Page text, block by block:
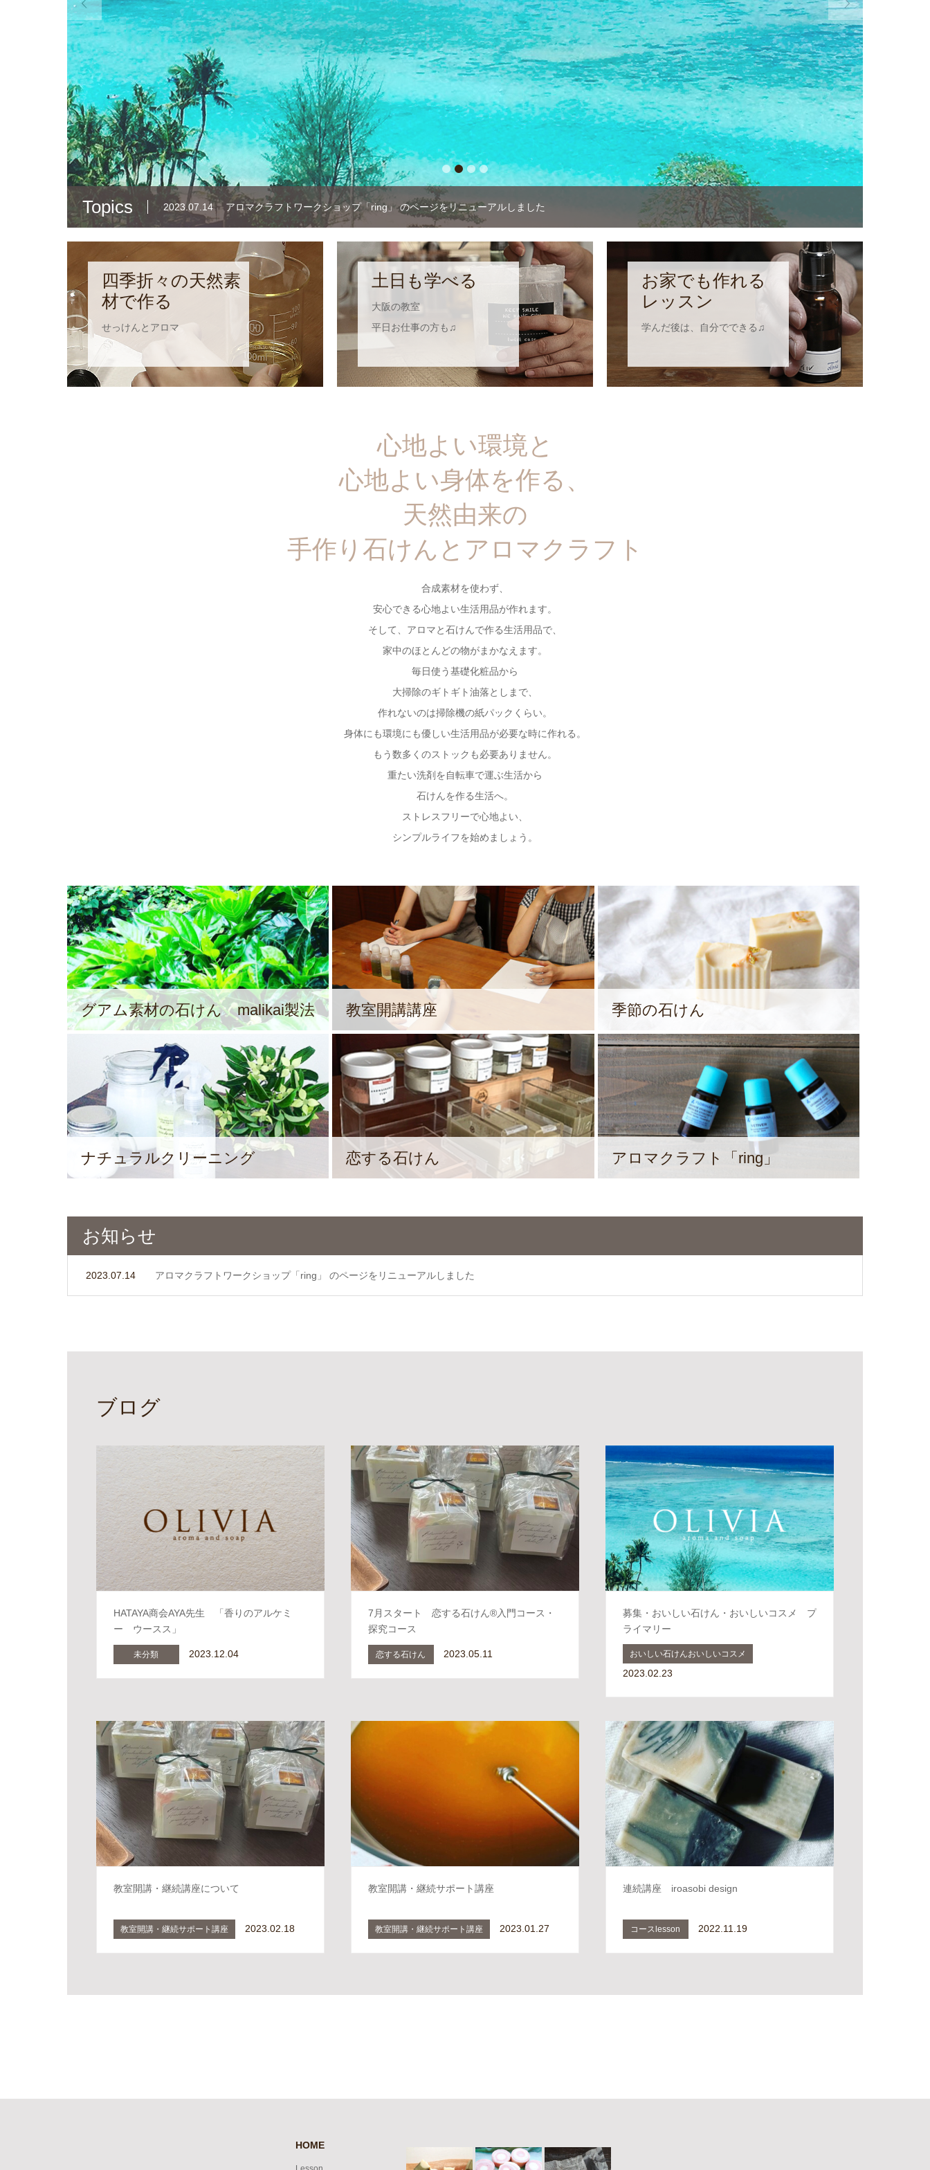

詳細はこちら

1 2 3 4
Topics 2023.07.14 アロマクラフトワークショップ「ring」 のページをリニューアルしました
四季折々の天然素
材で作る
せっけんとアロマ
土日も学べる
大阪の教室
平日お仕事の方も♫
お家でも作れる
レッスン
学んだ後は、自分でできる♫
心地よい環境と
心地よい身体を作る、
天然由来の
手作り石けんとアロマクラフト
合成素材を使わず、
安心できる心地よい生活用品が作れます。
そして、アロマと石けんで作る生活用品で、
家中のほとんどの物がまかなえます。
毎日使う基礎化粧品から
大掃除のギトギト油落としまで、
作れないのは掃除機の紙パックくらい。
身体にも環境にも優しい生活用品が必要な時に作れる。
もう数多くのストックも必要ありません。
重たい洗剤を自転車で運ぶ生活から
石けんを作る生活へ。
ストレスフリーで心地よい、
シンプルライフを始めましょう。
グアム素材の石けん malikai製法 教室開講講座 季節の石けん
ナチュラルクリーニング 恋する石けん アロマクラフト「ring」
お知らせ
2023.07.14 アロマクラフトワークショップ「ring」 のページをリニューアルしました
ブログ
HATAYA商会AYA先生 「香りのアルケミ
ー ウースス」
未分類 2023.12.04
7月スタート 恋する石けん®入門コース・
探究コース
恋する石けん 2023.05.11
募集・おいしい石けん・おいしいコスメ プ
ライマリー
おいしい石けんおいしいコスメ
2023.02.23
教室開講・継続講座について
教室開講・継続サポート講座 2023.02.18
教室開講・継続サポート講座
教室開講・継続サポート講座 2023.01.27
連続講座 iroasobi design
コースlesson 2022.11.19
HOME